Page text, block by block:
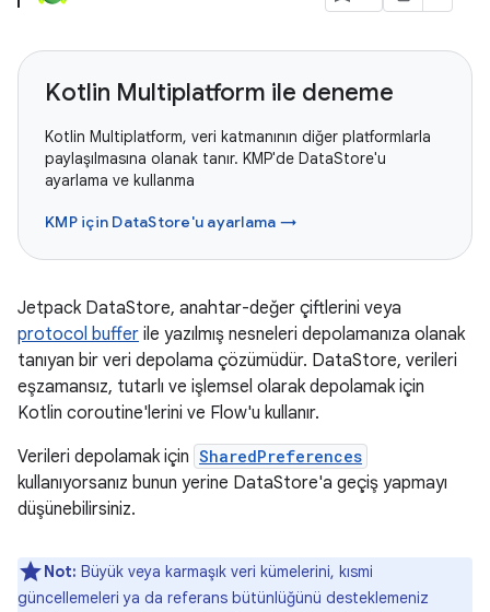
Kotlin Multiplatform ile deneme
Kotlin Multiplatform, veri katmanının diğer platformlarla
paylaşılmasına olanak tanır. KMP'de DataStore'u
ayarlama ve kullanma
KMP için DataStore'u ayarlama →
Jetpack DataStore, anahtar-değer çiftlerini veya
protocol buffer ile yazılmış nesneleri depolamanıza olanak
tanıyan bir veri depolama çözümüdür. DataStore, verileri
eşzamansız, tutarlı ve işlemsel olarak depolamak için
Kotlin coroutine'lerini ve Flow'u kullanır.
Verileri depolamak için SharedPreferences
kullanıyorsanız bunun yerine DataStore'a geçiş yapmayı
düşünebilirsiniz.
Not: Büyük veya karmaşık veri kümelerini, kısmi
güncellemeleri ya da referans bütünlüğünü desteklemeniz